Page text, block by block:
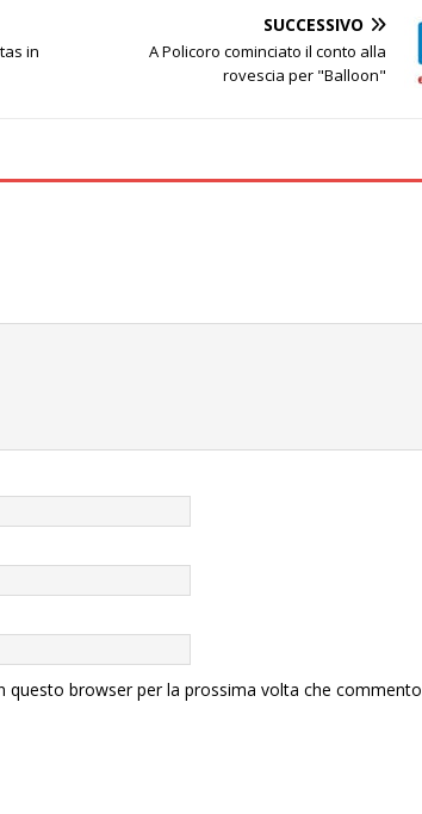
in
SUCCESSIVO
A Policoro cominciato il conto alla
rovescia per "Balloon"
questo browser per la prossima volta che